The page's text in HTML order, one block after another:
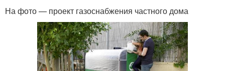
На фото — проект газоснабжения частного дома